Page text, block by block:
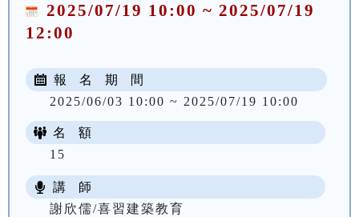
2025/07/19 10:00 ~ 2025/07/19
12:00
報 名 期 間
2025/06/03 10:00 ~ 2025/07/19 10:00
名 額
15
講 師
謝欣儒/喜習建築教育